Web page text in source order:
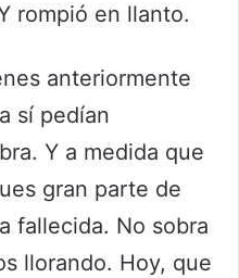
rompió en llanto.
anteriormente
sí pedían
Y a medida que
gran parte de
fallecida. No sobra
llorando. Hoy, que